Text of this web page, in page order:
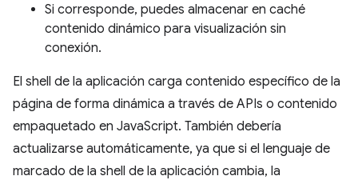
Si corresponde, puedes almacenar en caché
contenido dinámico para visualización sin
conexión.
El shell de la aplicación carga contenido específico de la
página de forma dinámica a través de APIs o contenido
empaquetado en JavaScript. También debería
actualizarse automáticamente, ya que si el lenguaje de
marcado de la shell de la aplicación cambia, la